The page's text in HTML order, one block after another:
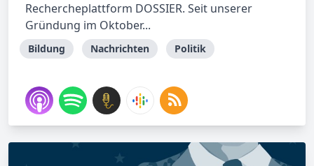
Rechercheplattform DOSSIER. Seit unserer
Gründung im Oktober...
Bildung Nachrichten Politik